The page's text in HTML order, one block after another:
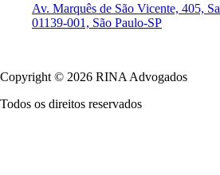
Av. Marquês de São Vicente, 405,
01139-001, São Paulo-SP
Copyright © 2026 RINA Advogados
Todos os direitos reservados